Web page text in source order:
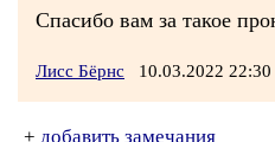
Спасибо вам за такое
Лисс Бёрнс 10.03.2022 22:30
+ добавить замечания